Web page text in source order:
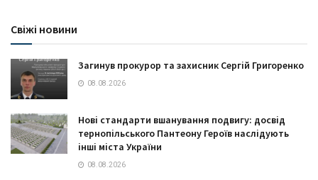
Свіжі новини
Загинув прокурор та захисник Сергій Григоренко
08.08.2026
Нові стандарти вшанування подвигу: досвід
тернопільського Пантеону Героїв наслідують
інші міста України
08.08.2026